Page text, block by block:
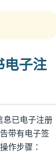
电子注
息已电子注册
带有电子签
作步骤：